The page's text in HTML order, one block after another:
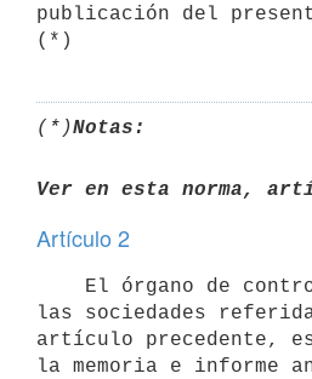
publicación del
(*)Notas:
Ver en esta norma,
Artículo 2
las sociedades
artículo precedente,
la memoria e informe